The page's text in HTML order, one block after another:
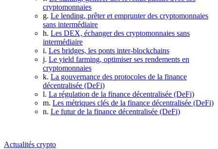
cryptomonnaies
g. Le lending, prêter et emprunter des cryptomonnaies
sans intermédiaire
h. Les DEX, échanger des cryptomonnaies sans
intermédiaire
i. Les bridges, les ponts inter-blockchains
j. Le yield farming, optimiser ses rendements en
cryptomonnaies
k. La gouvernance des protocoles de la finance
décentralisée (DeFi)
l. La régulation de la finance décentralisée (DeFi)
m. Les métriques clés de la finance décentralisée (DeFi)
n. Le futur de la finance décentralisée (DeFi)
Actualités crypto